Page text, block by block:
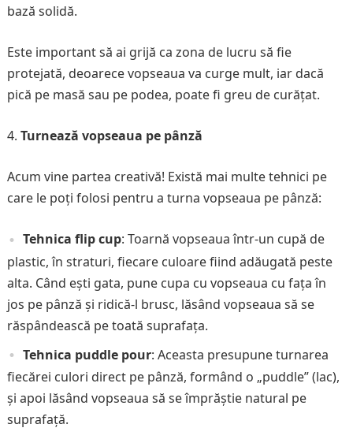
bază solidă.
Este important să ai grijă ca zona de lucru să fie
protejată, deoarece vopseaua va curge mult, iar dacă
pică pe masă sau pe podea, poate fi greu de curățat.
Turnează vopseaua pe pânză
Acum vine partea creativă! Există mai multe tehnici pe
care le poți folosi pentru a turna vopseaua pe pânză:
Tehnica flip cup: Toarnă vopseaua într-un cupă de
plastic, în straturi, fiecare culoare fiind adăugată peste
alta. Când ești gata, pune cupa cu vopseaua cu fața în
jos pe pânză și ridică-l brusc, lăsând vopseaua să se
răspândească pe toată suprafața.
Tehnica puddle pour: Aceasta presupune turnarea
fiecărei culori direct pe pânză, formând o „puddle” (lac),
și apoi lăsând vopseaua să se împrăștie natural pe
suprafață.